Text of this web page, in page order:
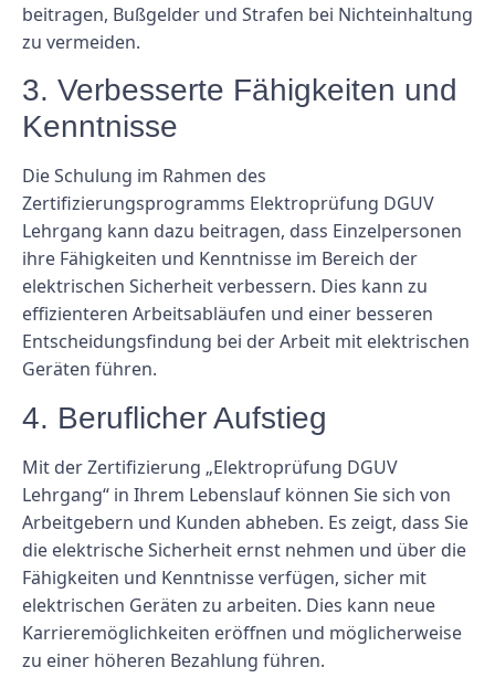
beitragen, Bußgelder und Strafen bei Nichteinhaltung
zu vermeiden.
3. Verbesserte Fähigkeiten und
Kenntnisse
Die Schulung im Rahmen des
Zertifizierungsprogramms Elektroprüfung DGUV
Lehrgang kann dazu beitragen, dass Einzelpersonen
ihre Fähigkeiten und Kenntnisse im Bereich der
elektrischen Sicherheit verbessern. Dies kann zu
effizienteren Arbeitsabläufen und einer besseren
Entscheidungsfindung bei der Arbeit mit elektrischen
Geräten führen.
4. Beruflicher Aufstieg
Mit der Zertifizierung „Elektroprüfung DGUV
Lehrgang“ in Ihrem Lebenslauf können Sie sich von
Arbeitgebern und Kunden abheben. Es zeigt, dass Sie
die elektrische Sicherheit ernst nehmen und über die
Fähigkeiten und Kenntnisse verfügen, sicher mit
elektrischen Geräten zu arbeiten. Dies kann neue
Karrieremöglichkeiten eröffnen und möglicherweise
zu einer höheren Bezahlung führen.